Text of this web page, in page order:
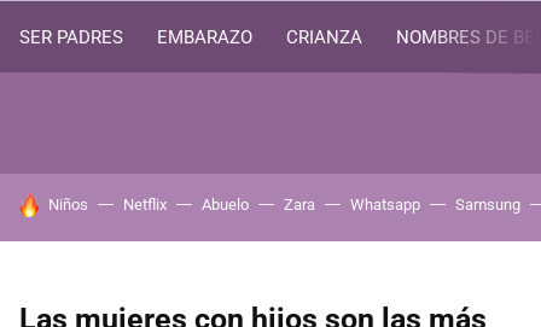
SER PADRES EMBARAZO CRIANZA NOMBRES DE
HOY SE HABLA DE
Niños Netflix Abuelo Zara Whatsapp Samsung
Las mujeres con hijos son las más